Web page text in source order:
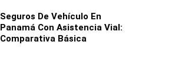
Seguros De Vehículo En
Panamá Con Asistencia Vial:
Comparativa Básica